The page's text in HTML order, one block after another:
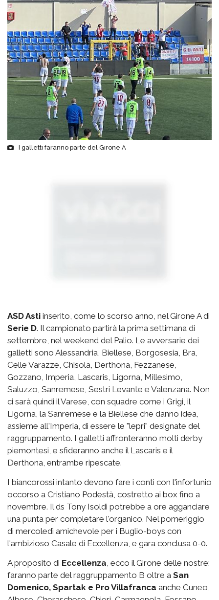
I galletti faranno parte del Girone A
ASD Asti inserito, come lo scorso anno, nel Girone A di
Serie D. Il campionato partirà la prima settimana di
settembre, nel weekend del Palio. Le avversarie dei
galletti sono Alessandria, Biellese, Borgosesia, Bra,
Celle Varazze, Chisola, Derthona, Fezzanese,
Gozzano, Imperia, Lascaris, Ligorna, Millesimo,
Saluzzo, Sanremese, Sestri Levante e Valenzana. Non
ci sarà quindi il Varese, con squadre come i Grigi, il
Ligorna, la Sanremese e la Biellese che danno idea,
assieme all'Imperia, di essere le "lepri" designate del
raggruppamento. I galletti affronteranno molti derby
piemontesi, e sfideranno anche il Lascaris e il
Derthona, entrambe ripescate.
I biancorossi intanto devono fare i conti con l'infortunio
occorso a Cristiano Podestà, costretto ai box fino a
novembre. Il ds Tony Isoldi potrebbe a ore agganciare
una punta per completare l'organico. Nel pomeriggio
di mercoledì amichevole per i Buglio-boys con
l'ambizioso Casale di Eccellenza, e gara conclusa 0-0.
A proposito di Eccellenza, ecco il Girone delle nostre:
faranno parte del raggruppamento B oltre a San
Domenico, Spartak e Pro Villafranca anche Cuneo,